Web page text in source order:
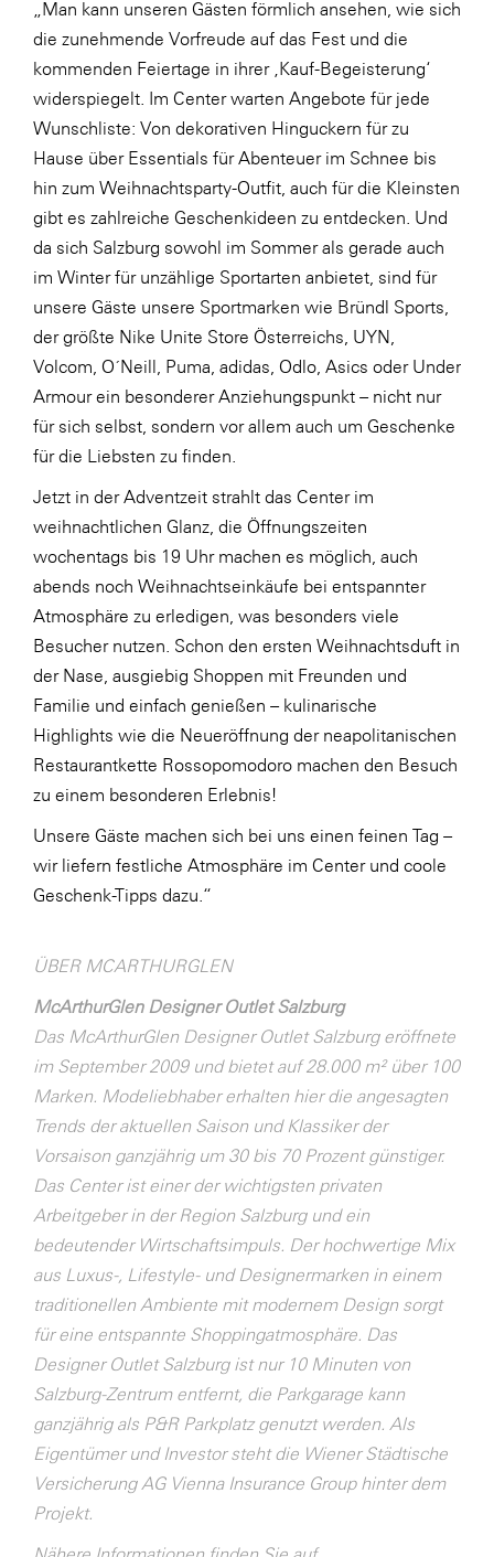
sebamed
SeneCura
SERVICE&MORE
SKINUANCE®
Somfy
Sony DADC
SPIEGLTEC
STIHL Tirol
Trend Micro
TAG GmbH
VALETTA
Verband Druck Medien Österreich
Wirtschaftskammer Salzburg
WKS Fachgruppe Fahrzeughandel und
Fahrzeugtechnik
WKS Fachgruppe Finanzdienstleister
WK UBIT
Zühlke
Media
„Man kann unseren Gästen förmlich ansehen, wie sich
die zunehmende Vorfreude auf das Fest und die
kommenden Feiertage in ihrer ‚Kauf-Begeisterung‘
widerspiegelt. Im Center warten Angebote für jede
Wunschliste: Von dekorativen Hinguckern für zu
Hause über Essentials für Abenteuer im Schnee bis
hin zum Weihnachtsparty-Outfit, auch für die Kleinsten
gibt es zahlreiche Geschenkideen zu entdecken. Und
da sich Salzburg sowohl im Sommer als gerade auch
im Winter für unzählige Sportarten anbietet, sind für
unsere Gäste unsere Sportmarken wie Bründl Sports,
der größte Nike Unite Store Österreichs, UYN,
Volcom, O´Neill, Puma, adidas, Odlo, Asics oder Under
Armour ein besonderer Anziehungspunkt – nicht nur
für sich selbst, sondern vor allem auch um Geschenke
für die Liebsten zu finden.
Jetzt in der Adventzeit strahlt das Center im
weihnachtlichen Glanz, die Öffnungszeiten
wochentags bis 19 Uhr machen es möglich, auch
abends noch Weihnachtseinkäufe bei entspannter
Atmosphäre zu erledigen, was besonders viele
Besucher nutzen. Schon den ersten Weihnachtsduft in
der Nase, ausgiebig Shoppen mit Freunden und
Familie und einfach genießen – kulinarische
Highlights wie die Neueröffnung der neapolitanischen
Restaurantkette Rossopomodoro machen den Besuch
zu einem besonderen Erlebnis!
Unsere Gäste machen sich bei uns einen feinen Tag –
wir liefern festliche Atmosphäre im Center und coole
Geschenk-Tipps dazu.“
ÜBER MCARTHURGLEN
McArthurGlen Designer Outlet Salzburg
Das McArthurGlen Designer Outlet Salzburg eröffnete
im September 2009 und bietet auf 28.000 m² über 100
Marken. Modeliebhaber erhalten hier die angesagten
Trends der aktuellen Saison und Klassiker der
Vorsaison ganzjährig um 30 bis 70 Prozent günstiger.
Das Center ist einer der wichtigsten privaten
Arbeitgeber in der Region Salzburg und ein
bedeutender Wirtschaftsimpuls. Der hochwertige Mix
aus Luxus-, Lifestyle- und Designermarken in einem
traditionellen Ambiente mit modernem Design sorgt
für eine entspannte Shoppingatmosphäre. Das
Designer Outlet Salzburg ist nur 10 Minuten von
Salzburg-Zentrum entfernt, die Parkgarage kann
ganzjährig als P&R Parkplatz genutzt werden. Als
Eigentümer und Investor steht die Wiener Städtische
Versicherung AG Vienna Insurance Group hinter dem
Projekt.